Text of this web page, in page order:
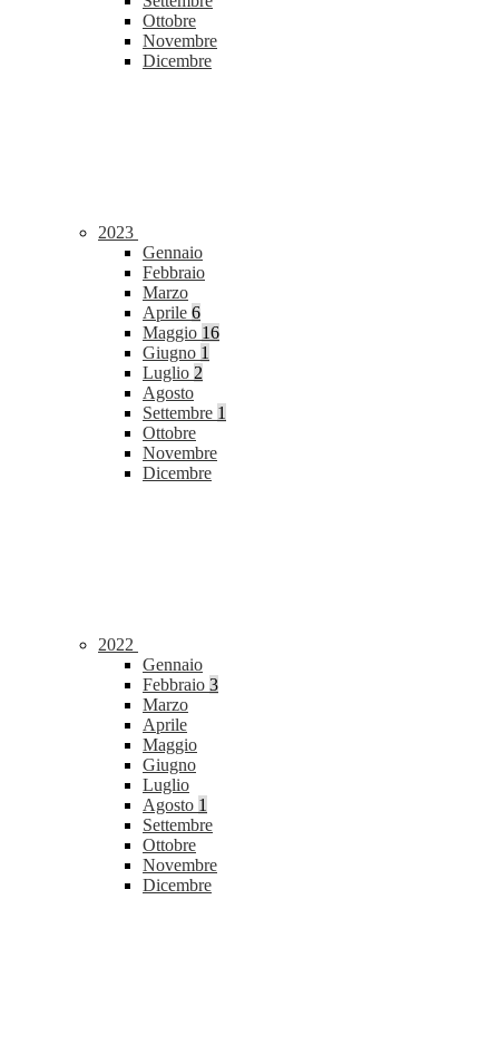
Ottobre
Novembre
Dicembre
2023
Gennaio
Febbraio
Marzo
Aprile 6
Maggio 16
Giugno 1
Luglio 2
Agosto
Settembre 1
Ottobre
Novembre
Dicembre
2022
Gennaio
Febbraio 3
Marzo
Aprile
Maggio
Giugno
Luglio
Agosto 1
Settembre
Ottobre
Novembre
Dicembre